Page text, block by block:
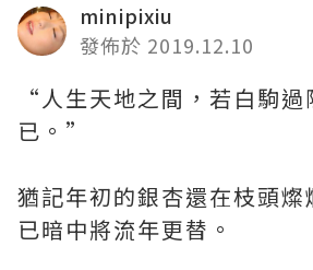
minipixiu
發佈於 2019.12.10
“人生天地之間，若白駒過
已。”
猶記年初的銀杏還在枝頭燦
已暗中將流年更替。